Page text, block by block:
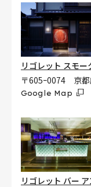
リゴレット スモー
〒605ｰ0074 京都
Google Map
リゴレット バー